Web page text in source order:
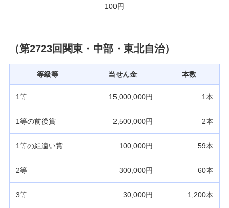
100円
（第2723回関東・中部・東北自治）
等級等 当せん金 本数
1等 15,000,000円 1本
1等の前後賞 2,500,000円 2本
1等の組違い賞 100,000円 59本
2等 300,000円 60本
3等 30,000円 1,200本